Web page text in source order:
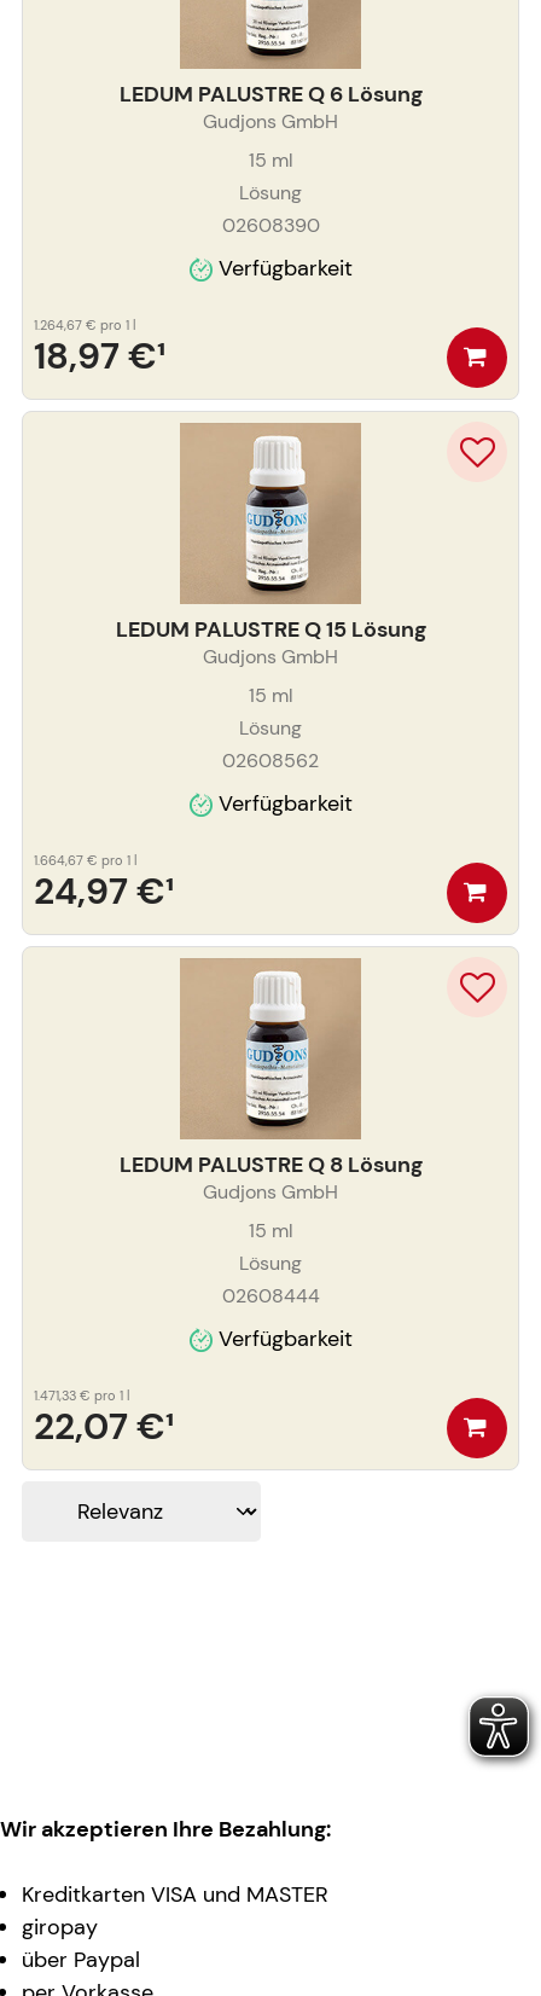
LEDUM PALUSTRE Q 6 Lösung
Gudjons GmbH
15 ml
Lösung
02608390
Verfügbarkeit
18,97 €¹
1.264,67 € pro 1 l
LEDUM PALUSTRE Q 15 Lösung
Gudjons GmbH
15 ml
Lösung
02608562
Verfügbarkeit
24,97 €¹
1.664,67 € pro 1 l
LEDUM PALUSTRE Q 8 Lösung
Gudjons GmbH
15 ml
Lösung
02608444
Verfügbarkeit
22,07 €¹
1.471,33 € pro 1 l
Wir akzeptieren Ihre Bezahlung:
Kreditkarten VISA und MASTER
giropay
über Paypal